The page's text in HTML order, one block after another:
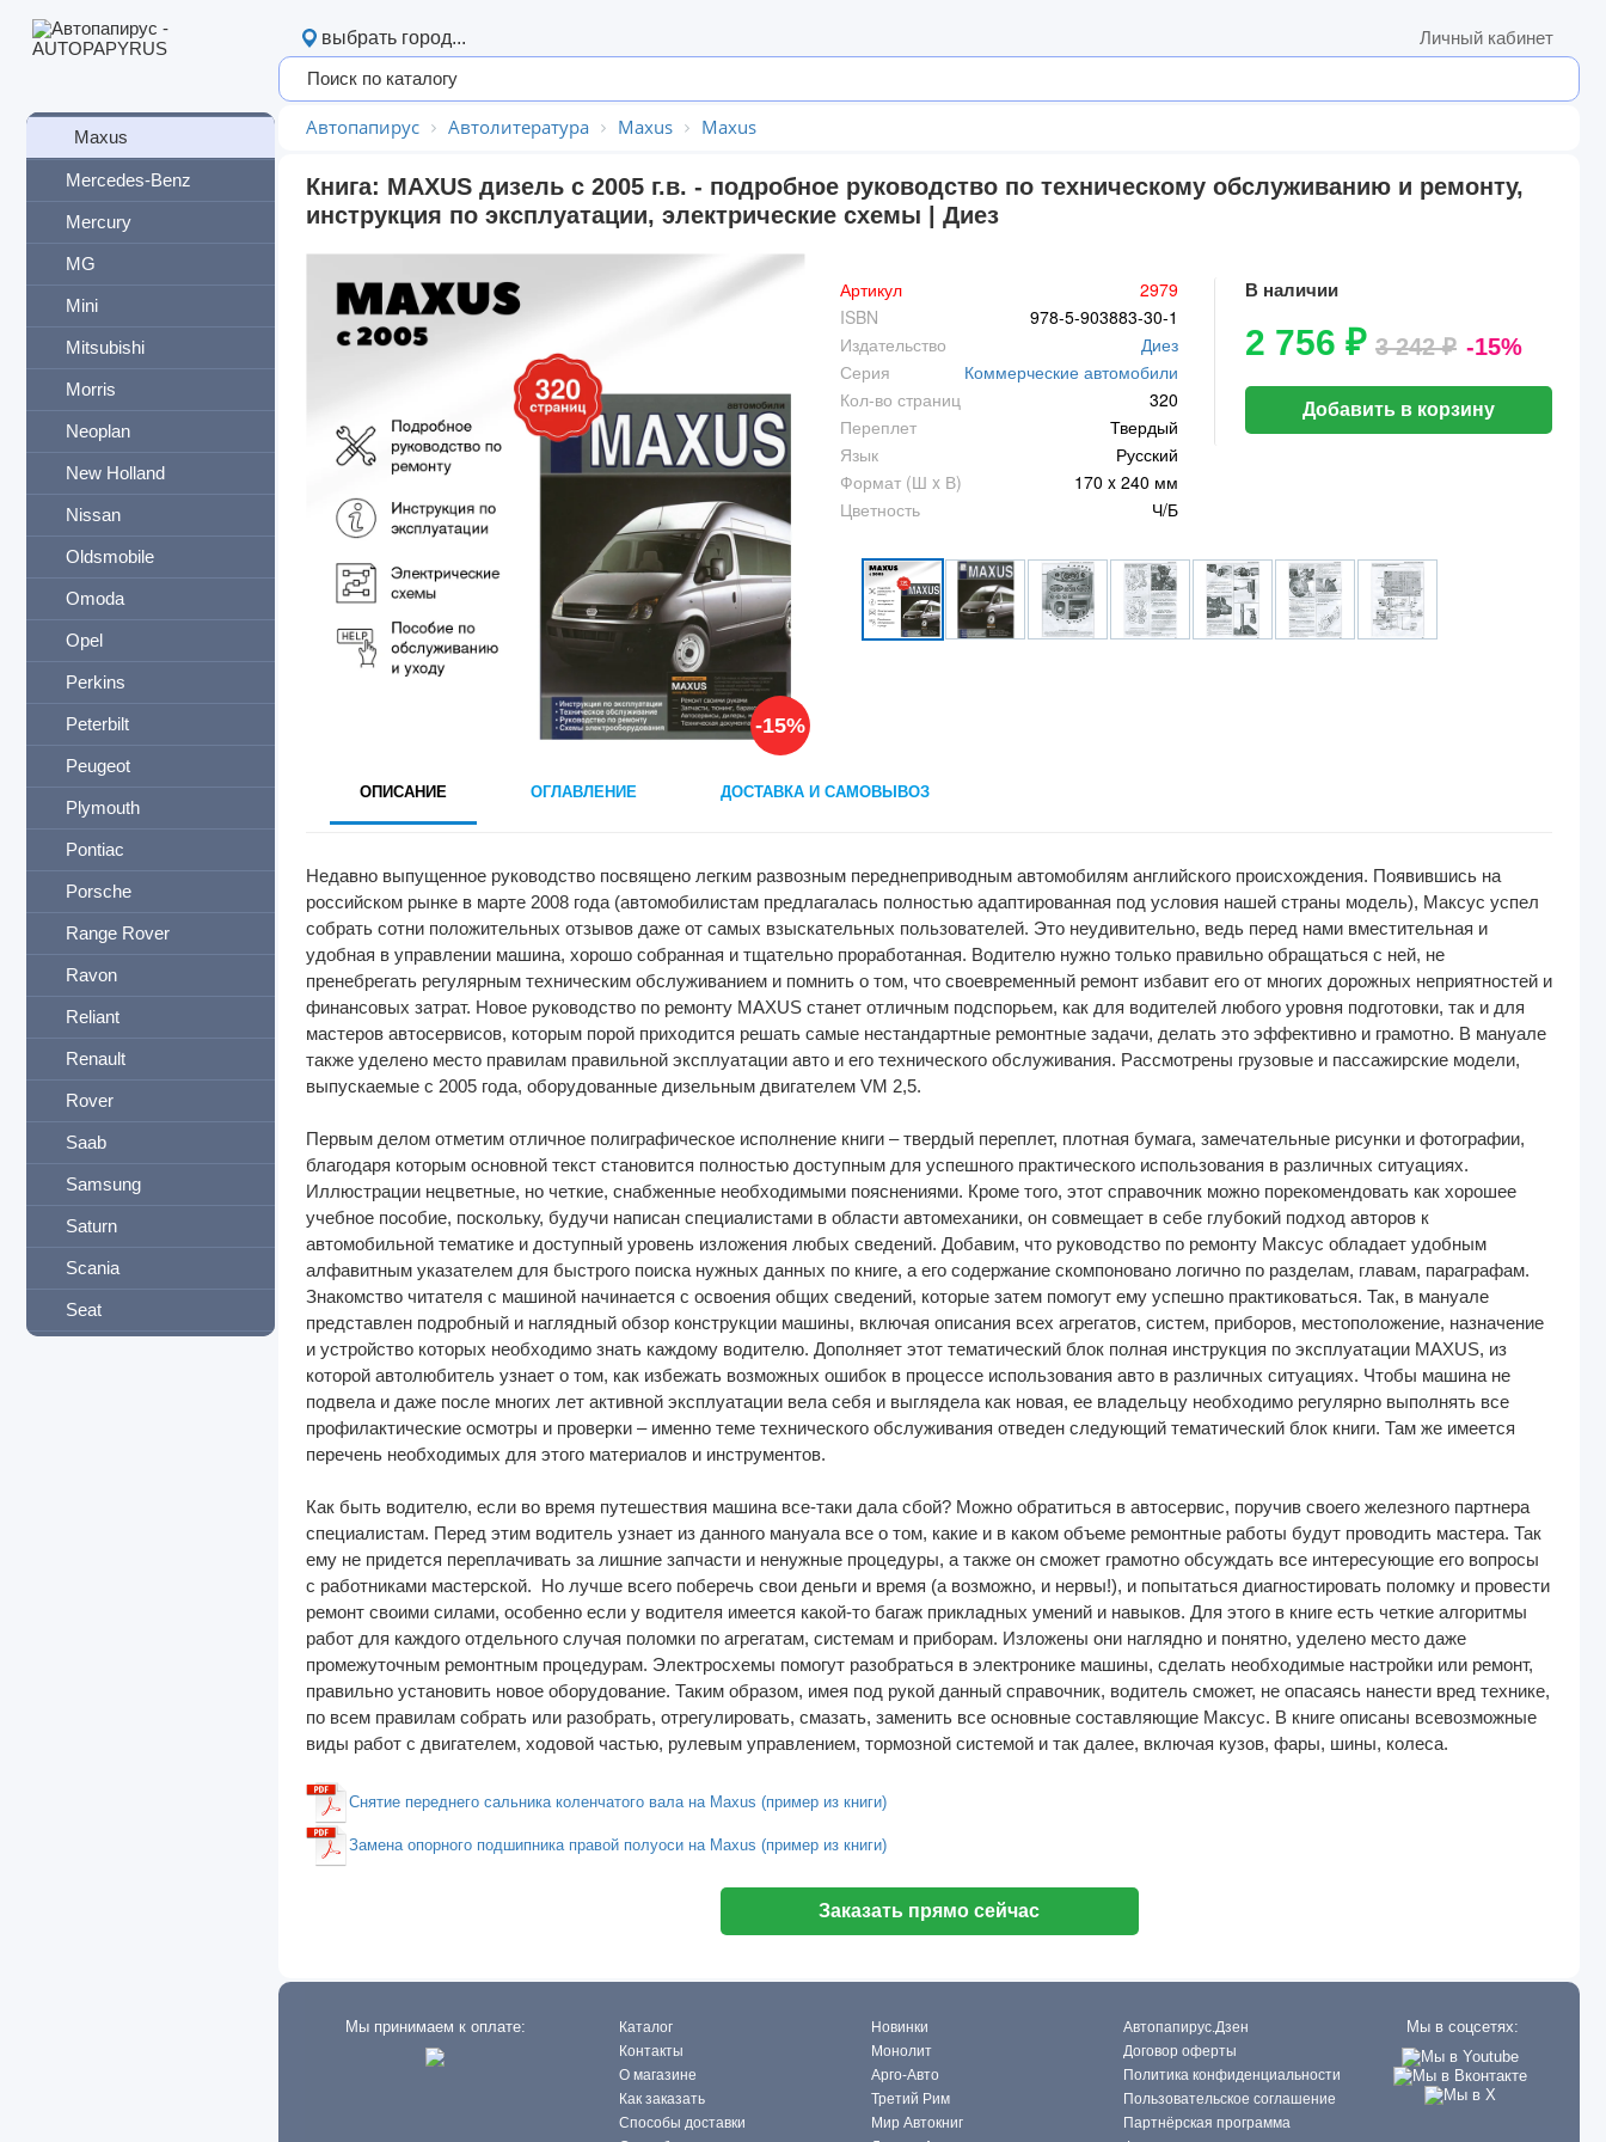
Mazda
Maxus
Mercedes-Benz
Mercury
MG
Mini
Mitsubishi
Morris
Neoplan
New Holland
Nissan
Oldsmobile
Omoda
Opel
Perkins
Peterbilt
Peugeot
Plymouth
Pontiac
Porsche
Range Rover
Ravon
Reliant
Renault
Rover
Saab
Samsung
Saturn
Scania
Seat
выбрать город... Личный кабинет
Автопапирус Автолитература Maxus Maxus
Книга: MAXUS дизель с 2005 г.в. - подробное руководство по техническому обслуживанию и ремонту,
инструкция по эксплуатации, электрические схемы | Диез
-15%
Артикул
2979
ISBN
978-5-903883-30-1
Издательство
Диез
Серия
Коммерческие автомобили
Кол-во страниц
320
Переплет
Твердый
Язык
Русский
Формат (Ш x В)
170 x 240 мм
Цветность
Ч/Б
В наличии
2 756 ₽3 242 ₽ -15%
Добавить в корзину
ОПИСАНИЕ ОГЛАВЛЕНИЕ ДОСТАВКА И САМОВЫВОЗ
Недавно выпущенное руководство посвящено легким развозным переднеприводным автомобилям английского происхождения. Появившись на
российском рынке в марте 2008 года (автомобилистам предлагалась полностью адаптированная под условия нашей страны модель), Максус успел
собрать сотни положительных отзывов даже от самых взыскательных пользователей. Это неудивительно, ведь перед нами вместительная и
удобная в управлении машина, хорошо собранная и тщательно проработанная. Водителю нужно только правильно обращаться с ней, не
пренебрегать регулярным техническим обслуживанием и помнить о том, что своевременный ремонт избавит его от многих дорожных неприятностей и
финансовых затрат. Новое руководство по ремонту MAXUS станет отличным подспорьем, как для водителей любого уровня подготовки, так и для
мастеров автосервисов, которым порой приходится решать самые нестандартные ремонтные задачи, делать это эффективно и грамотно. В мануале
также уделено место правилам правильной эксплуатации авто и его технического обслуживания. Рассмотрены грузовые и пассажирские модели,
выпускаемые с 2005 года, оборудованные дизельным двигателем VM 2,5.
Первым делом отметим отличное полиграфическое исполнение книги – твердый переплет, плотная бумага, замечательные рисунки и фотографии,
благодаря которым основной текст становится полностью доступным для успешного практического использования в различных ситуациях.
Иллюстрации нецветные, но четкие, снабженные необходимыми пояснениями. Кроме того, этот справочник можно порекомендовать как хорошее
учебное пособие, поскольку, будучи написан специалистами в области автомеханики, он совмещает в себе глубокий подход авторов к
автомобильной тематике и доступный уровень изложения любых сведений. Добавим, что руководство по ремонту Максус обладает удобным
алфавитным указателем для быстрого поиска нужных данных по книге, а его содержание скомпоновано логично по разделам, главам, параграфам.
Знакомство читателя с машиной начинается с освоения общих сведений, которые затем помогут ему успешно практиковаться. Так, в мануале
представлен подробный и наглядный обзор конструкции машины, включая описания всех агрегатов, систем, приборов, местоположение, назначение
и устройство которых необходимо знать каждому водителю. Дополняет этот тематический блок полная инструкция по эксплуатации MAXUS, из
которой автолюбитель узнает о том, как избежать возможных ошибок в процессе использования авто в различных ситуациях. Чтобы машина не
подвела и даже после многих лет активной эксплуатации вела себя и выглядела как новая, ее владельцу необходимо регулярно выполнять все
профилактические осмотры и проверки – именно теме технического обслуживания отведен следующий тематический блок книги. Там же имеется
перечень необходимых для этого материалов и инструментов.
Как быть водителю, если во время путешествия машина все-таки дала сбой? Можно обратиться в автосервис, поручив своего железного партнера
специалистам. Перед этим водитель узнает из данного мануала все о том, какие и в каком объеме ремонтные работы будут проводить мастера. Так
ему не придется переплачивать за лишние запчасти и ненужные процедуры, а также он сможет грамотно обсуждать все интересующие его вопросы
с работниками мастерской. Но лучше всего поберечь свои деньги и время (а возможно, и нервы!), и попытаться диагностировать поломку и провести
ремонт своими силами, особенно если у водителя имеется какой-то багаж прикладных умений и навыков. Для этого в книге есть четкие алгоритмы
работ для каждого отдельного случая поломки по агрегатам, системам и приборам. Изложены они наглядно и понятно, уделено место даже
промежуточным ремонтным процедурам. Электросхемы помогут разобраться в электронике машины, сделать необходимые настройки или ремонт,
правильно установить новое оборудование. Таким образом, имея под рукой данный справочник, водитель сможет, не опасаясь нанести вред технике,
по всем правилам собрать или разобрать, отрегулировать, смазать, заменить все основные составляющие Максус. В книге описаны всевозможные
виды работ с двигателем, ходовой частью, рулевым управлением, тормозной системой и так далее, включая кузов, фары, шины, колеса.
Снятие переднего сальника коленчатого вала на Maxus (пример из книги)
Замена опорного подшипника правой полуоси на Maxus (пример из книги)
Заказать прямо сейчас
Мы принимаем к оплате:
Каталог
Контакты
О магазине
Как заказать
Способы доставки
Новинки
Монолит
Арго-Авто
Третий Рим
Мир Автокниг
Автопапирус.Дзен
Договор оферты
Политика конфиденциальности
Пользовательское соглашение
Партнёрская программа
Мы в соцсетях: